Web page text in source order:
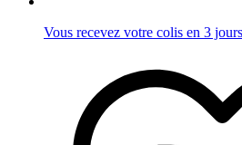
Vous recevez votre colis en 3